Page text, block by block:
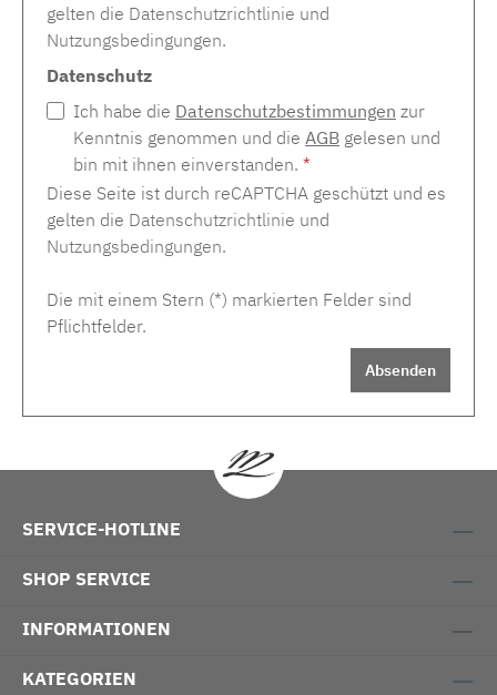
gelten die Datenschutzrichtlinie und
Nutzungsbedingungen.
Datenschutz
Ich habe die Datenschutzbestimmungen zur
Kenntnis genommen und die AGB gelesen und
bin mit ihnen einverstanden. *
Diese Seite ist durch reCAPTCHA geschützt und es
gelten die Datenschutzrichtlinie und
Nutzungsbedingungen.
Die mit einem Stern (*) markierten Felder sind
Pflichtfelder.
Absenden
SERVICE-HOTLINE
SHOP SERVICE
INFORMATIONEN
KATEGORIEN